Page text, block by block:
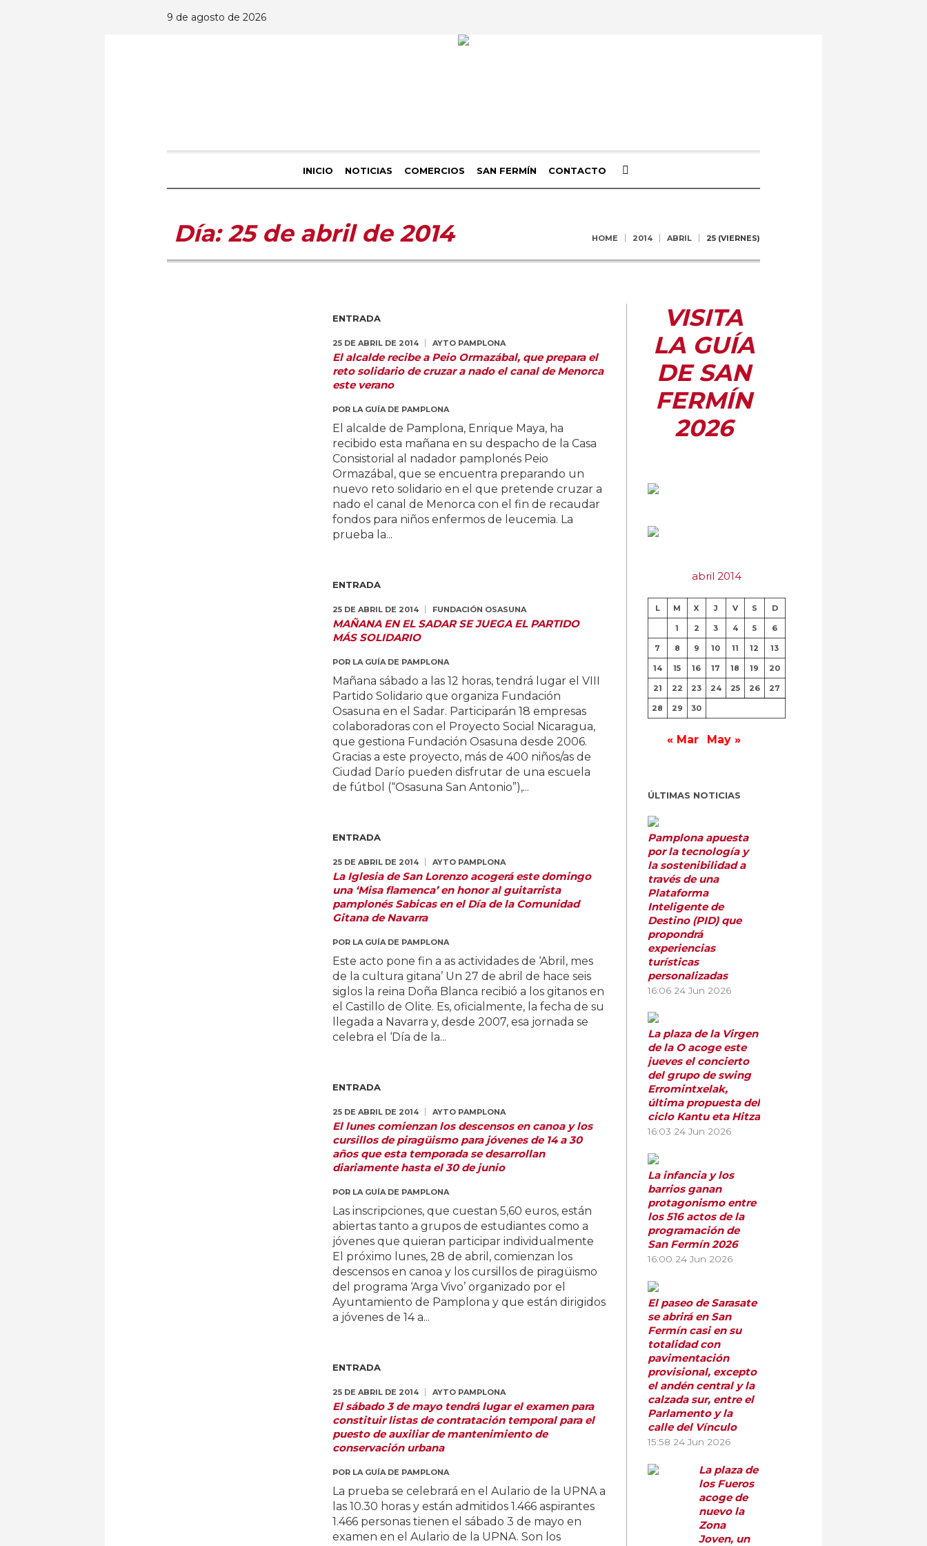
9 de agosto de 2026
INICIO NOTICIAS COMERCIOS SAN FERMÍN CONTACTO
Día:25 de abril de 2014 HOME 2014 ABRIL 25 (VIERNES)
ENTRADA
25 DE ABRIL DE 2014 AYTO PAMPLONA
El alcalde recibe a Peio Ormazábal, que prepara el
reto solidario de cruzar a nado el canal de Menorca
este verano
POR LA GUÍA DE PAMPLONA
El alcalde de Pamplona, Enrique Maya, ha
recibido esta mañana en su despacho de la Casa
Consistorial al nadador pamplonés Peio
Ormazábal, que se encuentra preparando un
nuevo reto solidario en el que pretende cruzar a
nado el canal de Menorca con el fin de recaudar
fondos para niños enfermos de leucemia. La
prueba la...
ENTRADA
25 DE ABRIL DE 2014 FUNDACIÓN OSASUNA
MAÑANA EN EL SADAR SE JUEGA EL PARTIDO
MÁS SOLIDARIO
POR LA GUÍA DE PAMPLONA
Mañana sábado a las 12 horas, tendrá lugar el VIII
Partido Solidario que organiza Fundación
Osasuna en el Sadar. Participarán 18 empresas
colaboradoras con el Proyecto Social Nicaragua,
que gestiona Fundación Osasuna desde 2006.
Gracias a este proyecto, más de 400 niños/as de
Ciudad Darío pueden disfrutar de una escuela
de fútbol (“Osasuna San Antonio”),...
ENTRADA
25 DE ABRIL DE 2014 AYTO PAMPLONA
La Iglesia de San Lorenzo acogerá este domingo
una ‘Misa flamenca’ en honor al guitarrista
pamplonés Sabicas en el Día de la Comunidad
Gitana de Navarra
POR LA GUÍA DE PAMPLONA
Este acto pone fin a as actividades de ‘Abril, mes
de la cultura gitana’ Un 27 de abril de hace seis
siglos la reina Doña Blanca recibió a los gitanos en
el Castillo de Olite. Es, oficialmente, la fecha de su
llegada a Navarra y, desde 2007, esa jornada se
celebra el ‘Día de la...
ENTRADA
25 DE ABRIL DE 2014 AYTO PAMPLONA
El lunes comienzan los descensos en canoa y los
cursillos de piragüismo para jóvenes de 14 a 30
años que esta temporada se desarrollan
diariamente hasta el 30 de junio
POR LA GUÍA DE PAMPLONA
Las inscripciones, que cuestan 5,60 euros, están
abiertas tanto a grupos de estudiantes como a
jóvenes que quieran participar individualmente
El próximo lunes, 28 de abril, comienzan los
descensos en canoa y los cursillos de piragüismo
del programa ‘Arga Vivo’ organizado por el
Ayuntamiento de Pamplona y que están dirigidos
a jóvenes de 14 a...
ENTRADA
25 DE ABRIL DE 2014 AYTO PAMPLONA
El sábado 3 de mayo tendrá lugar el examen para
constituir listas de contratación temporal para el
puesto de auxiliar de mantenimiento de
conservación urbana
POR LA GUÍA DE PAMPLONA
La prueba se celebrará en el Aulario de la UPNA a
las 10.30 horas y están admitidos 1.466 aspirantes
1.466 personas tienen el sábado 3 de mayo en
examen en el Aulario de la UPNA. Son los
VISITA
LA GUÍA
DE SAN
FERMÍN
2026
abril 2014
L M X J V S D
1 2 3 4 5 6
7 8 9 10 11 12 13
14 15 16 17 18 19 20
21 22 23 24 25 26 27
28 29 30
« Mar May »
ÚLTIMAS NOTICIAS
Pamplona apuesta
por la tecnología y
la sostenibilidad a
través de una
Plataforma
Inteligente de
Destino (PID) que
propondrá
experiencias
turísticas
personalizadas
16:06 24 Jun 2026
La plaza de la Virgen
de la O acoge este
jueves el concierto
del grupo de swing
Erromintxelak,
última propuesta del
ciclo Kantu eta Hitza
16:03 24 Jun 2026
La infancia y los
barrios ganan
protagonismo entre
los 516 actos de la
programación de
San Fermín 2026
16:00 24 Jun 2026
El paseo de Sarasate
se abrirá en San
Fermín casi en su
totalidad con
pavimentación
provisional, excepto
el andén central y la
calzada sur, entre el
Parlamento y la
calle del Vínculo
15:58 24 Jun 2026
La plaza de
los Fueros
acoge de
nuevo la
Zona
Joven, un